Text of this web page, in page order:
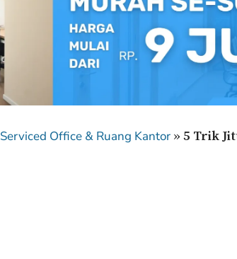
Serviced Office & Ruang Kantor » 5 Trik